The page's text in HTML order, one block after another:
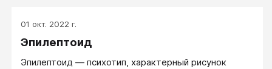
01 окт. 2022 г.
Эпилептоид
Эпилептоид — психотип, характерный рисунок